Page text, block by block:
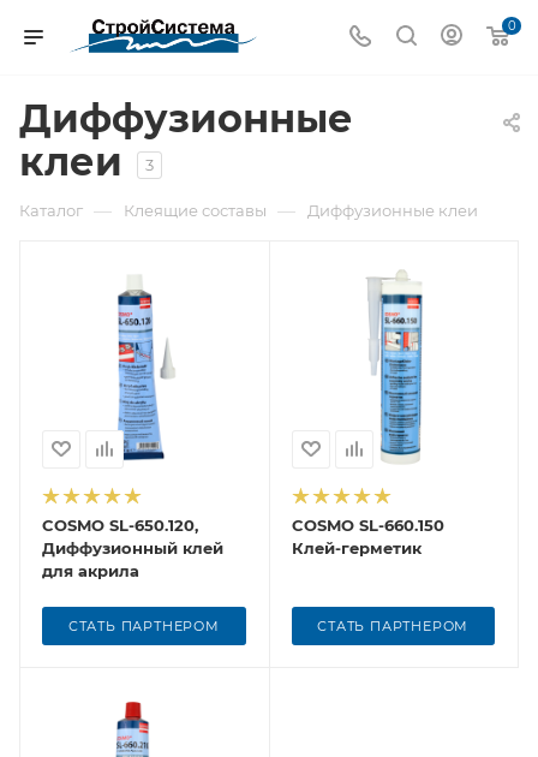
0
Диффузионные
клеи
3
Каталог — Клеящие составы — Диффузионные клеи
COSMO SL-650.120,
Диффузионный клей
для акрила
СТАТЬ ПАРТНЕРОМ
COSMO SL-660.150
Клей-герметик
СТАТЬ ПАРТНЕРОМ